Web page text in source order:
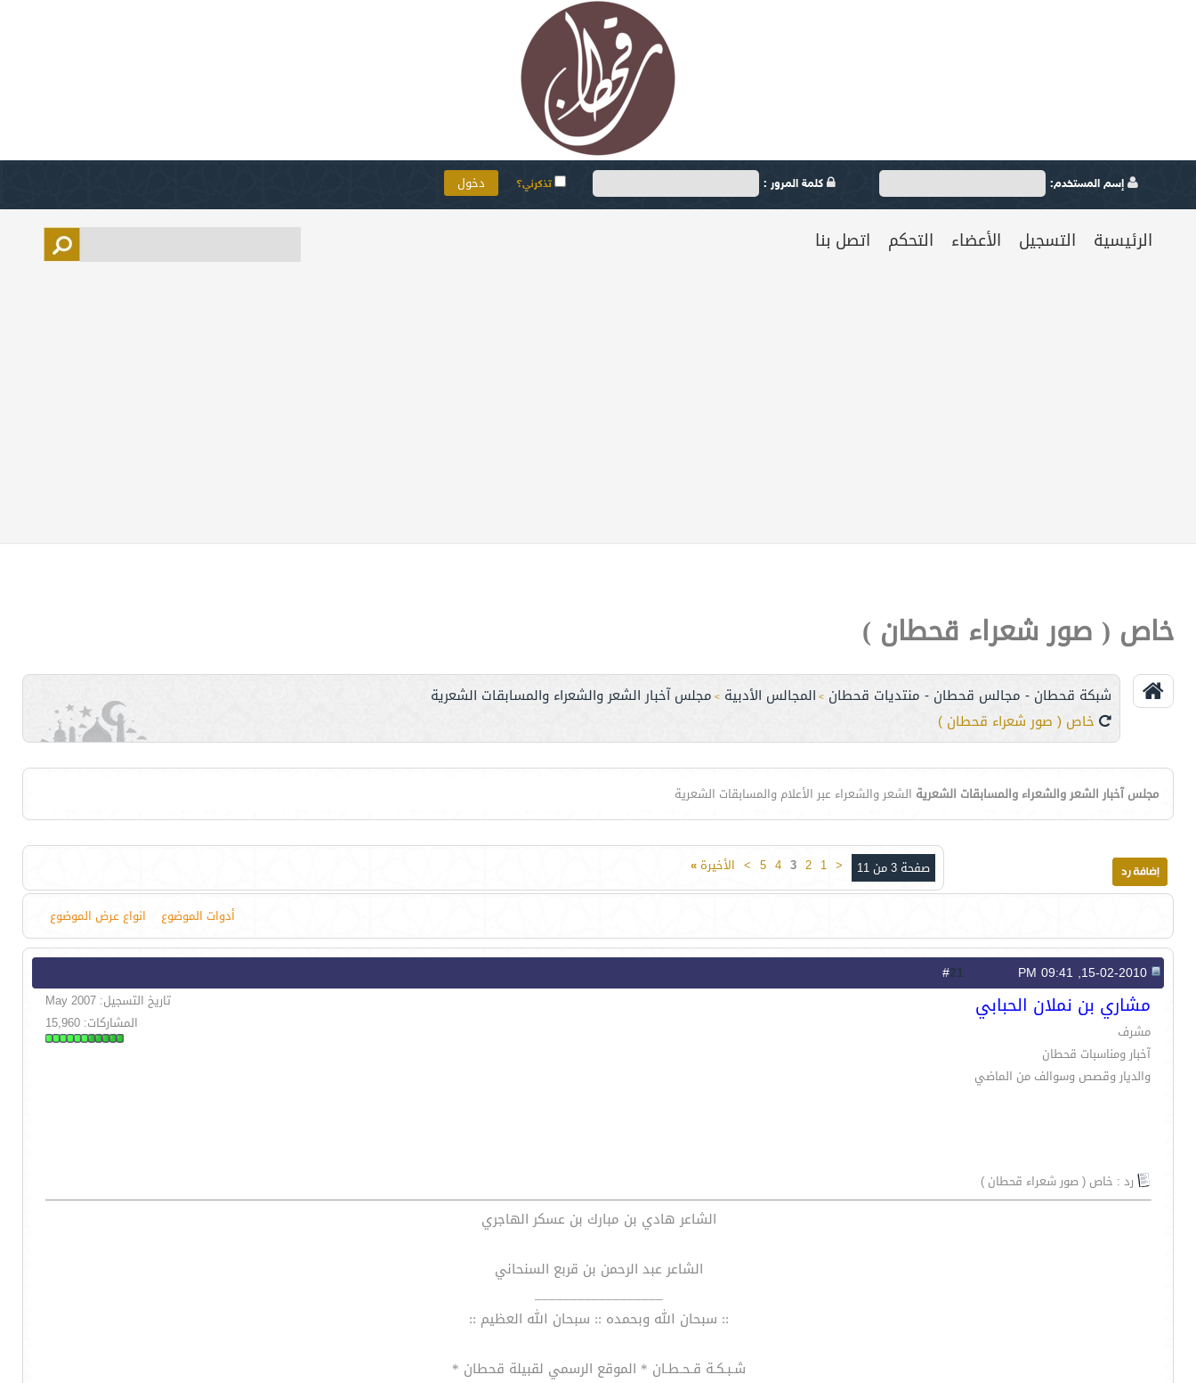
إسم المستخدم: كلمة المرور : تذكرني؟
الرئيسية التسجيل الأعضاء التحكم اتصل بنا
خاص ( صور شعراء قحطان )
شبكة قحطان - مجالس قحطان - منتديات قحطان > المجالس الأدبية > مجلس آخبار الشعر والشعراء والمسابقات الشعرية
خاص ( صور شعراء قحطان )
مجلس آخبار الشعر والشعراء والمسابقات الشعرية الشعر والشعراء عبر الأعلام والمسابقات الشعرية
صفحة 3 من 11 <
1
2
3
4
5
> الأخيرة»
أدوات الموضوع انواع عرض الموضوع
21
مشاري بن نملان الحبابي
مشرف
آخبار ومناسبات قحطان
والديار وقصص وسوالف من الماضي
تاريخ التسجيل: May 2007
المشاركات: 15,960
رد : خاص ( صور شعراء قحطان )
الشاعر هادي بن مبارك بن عسكر الهاجري
الشاعر عبد الرحمن بن قربع السنحاني
__________________
:: سبحان الله وبحمده :: سبحان الله العظيم ::
شـبـكـة قـحـطـان * الموقع الرسمي لقبيلة قحطان *